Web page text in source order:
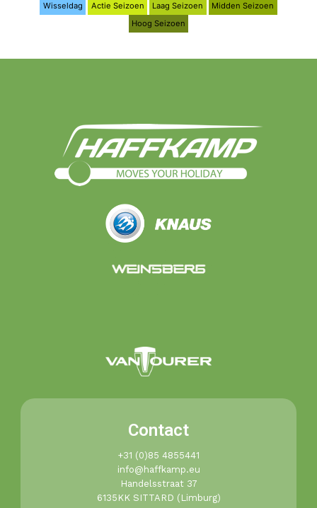
Wisseldag
Actie Seizoen Laag Seizoen
Midden Seizoen
Hoog Seizoen
Contact
+31 (0)85 4855441​
info@haffkamp.eu​
Handelsstraat 37
6135KK SITTARD (Limburg)